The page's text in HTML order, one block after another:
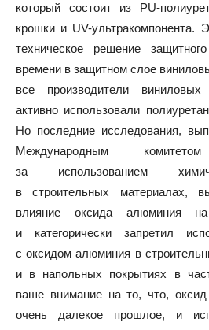
который состоит из PU-
крошки и UV-ультракомпонента.
техническое решение
времени в защитном слое
все производители
активно использовали
Но последние исследования,
Международным
за использованием
в строительных материалах,
влияние оксида алюминия
и категорически запретил
с оксидом алюминия в
и в напольных покрытиях в
ваше внимание на то, что,
очень далекое прошлое, и